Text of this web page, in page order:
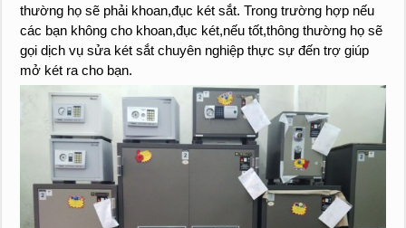
thường họ sẽ phải khoan,đục két sắt. Trong trường hợp nếu
các bạn không cho khoan,đục két,nếu tốt,thông thường họ sẽ
gọi dịch vụ sửa két sắt chuyên nghiệp thực sự đến trợ giúp
mở két ra cho bạn.